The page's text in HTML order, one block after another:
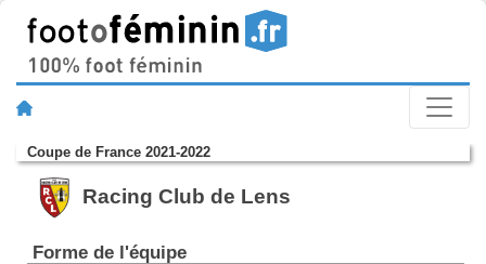
Coupe de France 2021-2022
Racing Club de Lens
Forme de l'équipe